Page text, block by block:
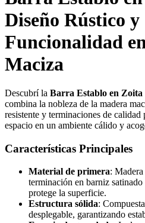
Diseño Rústico y
Funcionalidad
Maciza
Descubrí la Barra Establo en Zoita
combina la nobleza de la madera
resistente y terminaciones de
espacio en un ambiente cálido y
Características Principales
Material de primera:
terminación en barniz
protege la superficie.
Estructura sólida:
desplegable, garantizando